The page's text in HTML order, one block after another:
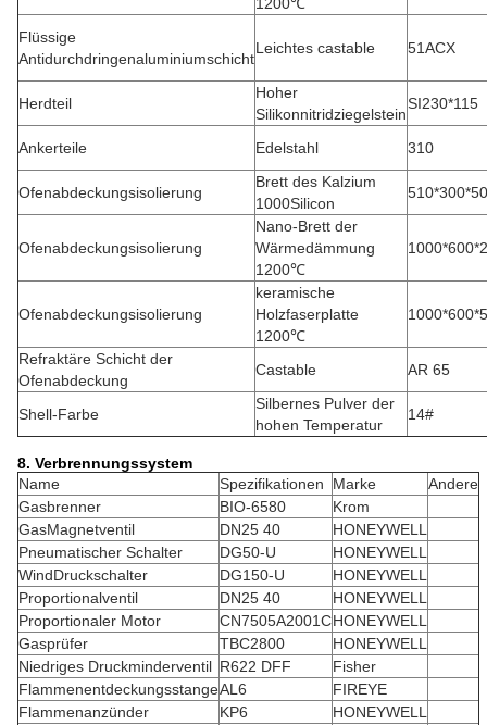
Flüssige
Antidurchdringenaluminiumschicht
Leichtes castable 51ACX
Herdteil
Hoher
Silikonnitridziegelstein
SI230*115
Ankerteile Edelstahl 310
Ofenabdeckungsisolierung
Brett des Kalzium
1000Silicon
Ofenabdeckungsisolierung
Nano-Brett der
Wärmedämmung
1200℃
Ofenabdeckungsisolierung
keramische
Holzfaserplatte
1200℃
Refraktäre Schicht der
Ofenabdeckung
Castable AR 65
Shell-Farbe
Silbernes Pulver der
hohen Temperatur
14#
8. Verbrennungssystem
Name
Spezifikationen Marke
Andere
Gasbrenner
BIO-6580
Krom
GasMagnetventil
DN25 40
HONEYWELL
Pneumatischer Schalter
DG50-U
HONEYWELL
WindDruckschalter
DG150-U
HONEYWELL
Proportionalventil
DN25 40
HONEYWELL
Proportionaler Motor
CN7505A2001CHONEYWELL
Gasprüfer
TBC2800
HONEYWELL
Niedriges Druckminderventil R622 DFF
Fisher
FlammenentdeckungsstangeAL6
FIREYE
Flammenanzünder
KP6
HONEYWELL